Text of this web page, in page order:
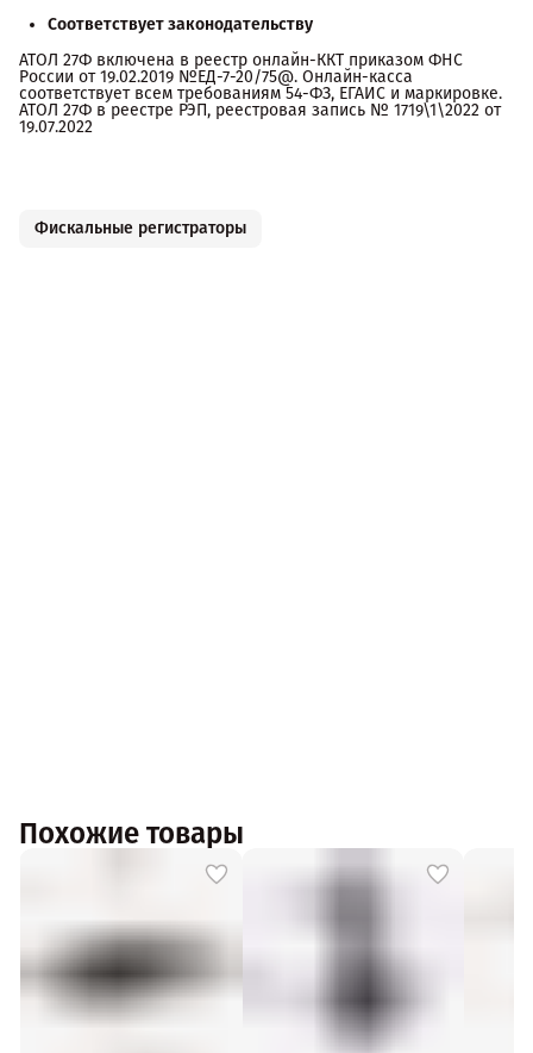
Соответствует законодательству
АТОЛ 27Ф включена в реестр онлайн-ККТ приказом ФНС
России от 19.02.2019 №ЕД-7-20/75@. Онлайн-касса
соответствует всем требованиям 54-ФЗ, ЕГАИС и маркировке.
АТОЛ 27Ф в реестре РЭП, реестровая запись № 1719\1\2022 от
19.07.2022
Фискальные регистраторы
Похожие товары